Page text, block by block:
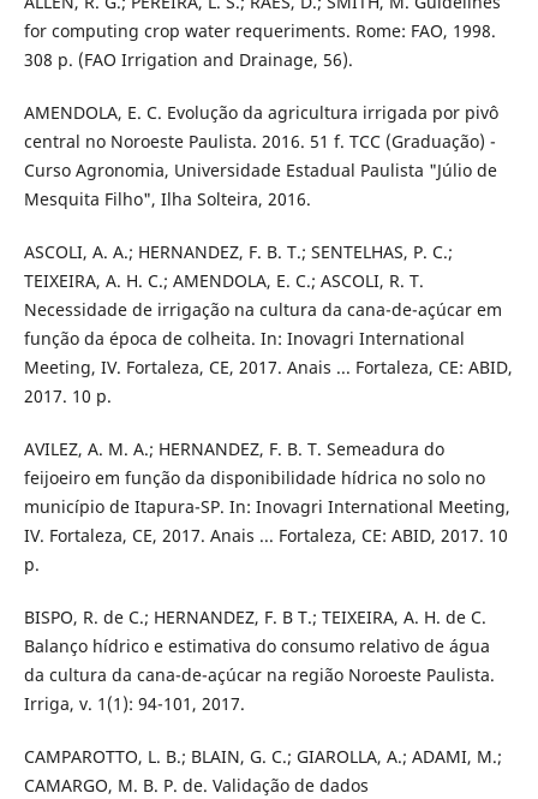
for computing crop water requeriments. Rome: FAO, 1998.
308 p. (FAO Irrigation and Drainage, 56).
AMENDOLA, E. C. Evolução da agricultura irrigada por pivô
central no Noroeste Paulista. 2016. 51 f. TCC (Graduação) -
Curso Agronomia, Universidade Estadual Paulista "Júlio de
Mesquita Filho", Ilha Solteira, 2016.
ASCOLI, A. A.; HERNANDEZ, F. B. T.; SENTELHAS, P. C.;
TEIXEIRA, A. H. C.; AMENDOLA, E. C.; ASCOLI, R. T.
Necessidade de irrigação na cultura da cana-de-açúcar em
função da época de colheita. In: Inovagri International
Meeting, IV. Fortaleza, CE, 2017. Anais ... Fortaleza, CE: ABID,
2017. 10 p.
AVILEZ, A. M. A.; HERNANDEZ, F. B. T. Semeadura do
feijoeiro em função da disponibilidade hídrica no solo no
município de Itapura-SP. In: Inovagri International Meeting,
IV. Fortaleza, CE, 2017. Anais ... Fortaleza, CE: ABID, 2017. 10
p.
BISPO, R. de C.; HERNANDEZ, F. B T.; TEIXEIRA, A. H. de C.
Balanço hídrico e estimativa do consumo relativo de água
da cultura da cana-de-açúcar na região Noroeste Paulista.
Irriga, v. 1(1): 94-101, 2017.
CAMPAROTTO, L. B.; BLAIN, G. C.; GIAROLLA, A.; ADAMI, M.;
CAMARGO, M. B. P. de. Validação de dados